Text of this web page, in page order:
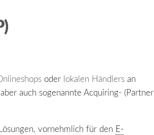
oder lokalen Händlers an
auch sogenannte Acquiring- (Partner
vornehmlich für den E-